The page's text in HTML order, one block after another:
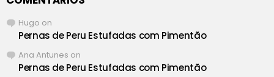
Hugo on
Pernas de Peru Estufadas com Pimentão
Ana Antunes on
Pernas de Peru Estufadas com Pimentão